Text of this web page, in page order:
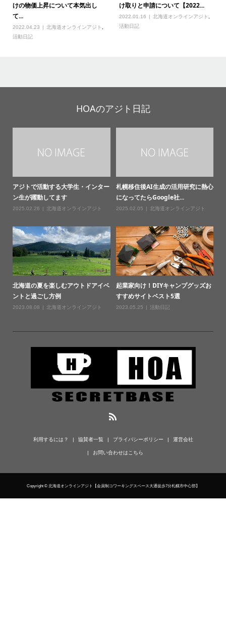
けの物価上昇について本気出し
て...
2022.04.23 北海道オンラインアジト
活動日記
け取りと申請について【2022...
2022.01.16 北海道オンラインアジト
活動日記
HOAのアジト日記
アジトで活動する大学生・インター
ン生が躍動してます
2025.02.26 北海道オンラインアジト
札幌移住後AI生成の活用研究に熱心
になってたらGoogle社...
2025.02.05 北海道オンラインアジト
北海道の夏を楽しむアウトドアイベ
ントと過ごし方例
2023.08.08 北海道オンラインアジト
起業家向け！DIYキャンプグッズお
すすめサイトベスト5選
2023.05.25 活動日記
利用するには？ 協賛者一覧 プライバシーポリシー 運営会社
お問い合わせはこちら
Copyright © 北海道オンラインアジト【会員制コワーキングスペース大通徒歩7分札幌市中心部】